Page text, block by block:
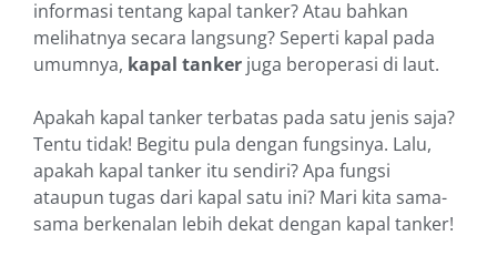
informasi tentang kapal tanker? Atau bahkan
melihatnya secara langsung? Seperti kapal pada
umumnya, kapal tanker juga beroperasi di laut.
Apakah kapal tanker terbatas pada satu jenis saja?
Tentu tidak! Begitu pula dengan fungsinya. Lalu,
apakah kapal tanker itu sendiri? Apa fungsi
ataupun tugas dari kapal satu ini? Mari kita sama-
sama berkenalan lebih dekat dengan kapal tanker!